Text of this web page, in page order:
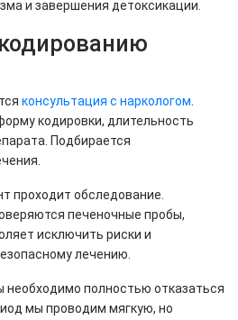
и завершения детоксикации.
консультация с наркологом
кодировки, длительность
Подбирается
проходит обследование.
печеночные пробы,
исключить риски и
лечению.
необходимо полностью отказаться
мы проводим мягкую, но